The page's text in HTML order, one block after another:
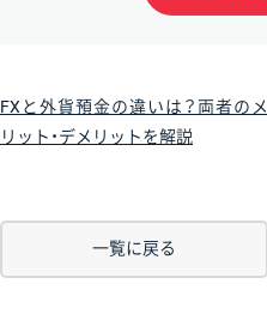
FXと外貨預金の違いは？両者のメ
リット・デメリットを解説
一覧に戻る